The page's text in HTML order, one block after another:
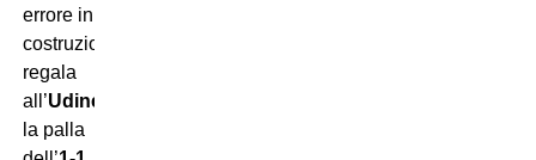
errore in
costruzione
regala
all’Udinese
la palla